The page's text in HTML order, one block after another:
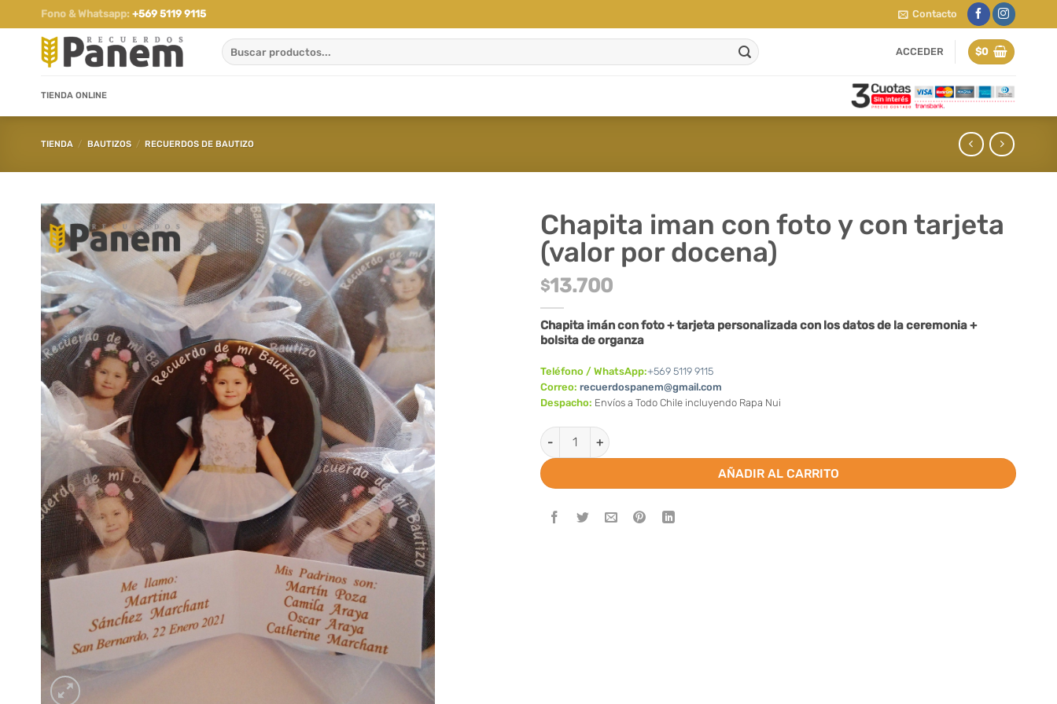
al
contenido
Fono & Whatsapp: +569 5119 9115 Contacto
Buscar
por:
ACCEDER $0
TIENDA ONLINE
TIENDA / BAUTIZOS / RECUERDOS DE BAUTIZO
Chapita iman con foto y con tarjeta
(valor por docena)
$13.700
Chapita imán con foto + tarjeta personalizada con los datos de la ceremonia +
bolsita de organza
Teléfono / WhatsApp:+569 5119 9115
Correo: recuerdospanem@gmail.com
Despacho: Envíos a Todo Chile incluyendo Rapa Nui
Chapita iman con foto y con tarjeta (valor por docena) cantidad
AÑADIR AL CARRITO